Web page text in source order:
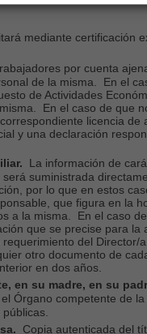
mediante certificación
por cuenta
de la misma. En el
de Actividades
En el caso de que
licencia de
y una declaración
La información de
suministrada
por lo que en estos
que figura en la
a la misma. En el caso
que se precise para la
del Director/
otro documento de
en dos años.
en su madre, en su
Órgano competente de
Copia autenticada del